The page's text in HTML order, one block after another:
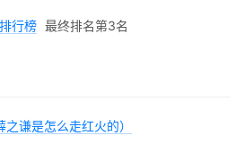
行榜 最终排名第3名
谦是怎么走红火的）